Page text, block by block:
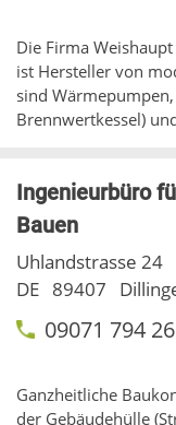
Die Firma
ist Hersteller von
sind
Brennwertkessel)
Ingenieurbüro
Bauen
Uhlandstrasse 24
DE 89407
09071 794
Ganzheitliche
der Gebäudehülle